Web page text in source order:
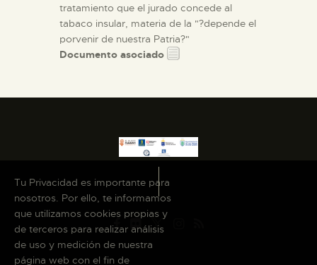
tratamiento que el jurado concede al
tabaco insular, materia de la "?depende el
porvenir de nuestra Patria?"
Documento asociado
Tu Privacidad es importante para
nosotros. Por ello, te informamos
que utilizamos cookies propias y
de terceros para realizar análisis
de uso y medición de nuestra
página web con el fin de